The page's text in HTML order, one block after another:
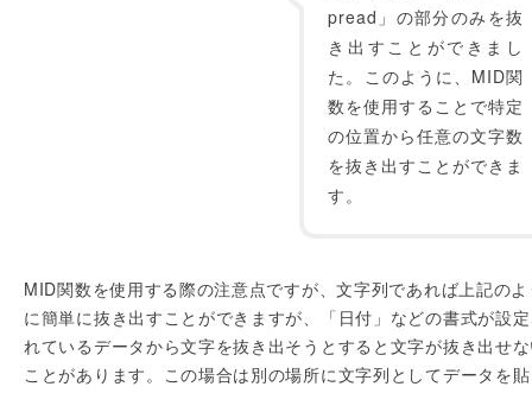
pread」の部分のみを抜
き出すことができまし
た。このように、MID関
数を使用することで特定
の位置から任意の文字数
を抜き出すことができま
す。
MID関数を使用する際の注意点ですが、文字列であれば上記の
に簡単に抜き出すことができますが、「日付」などの書式が設
れているデータから文字を抜き出そうとすると文字が抜き出せ
ことがあります。この場合は別の場所に文字列としてデータを